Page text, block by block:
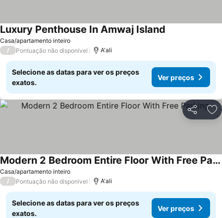
Casa/apartamento inteiro
Luxury Penthouse In Amwaj Island
/ Pontuação não disponível A'ali
Selecione as datas para ver os preços
exatos.
Ver preços
Partilhar
Casa/apartamento inteiro
Modern 2 Bedroom Entire Floor With Free Parking
Ver preços
/ Pontuação não disponível A'ali
Selecione as datas para ver os preços
exatos.
Ver preços